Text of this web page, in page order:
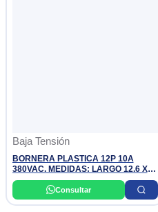
Baja Tensión
BORNERA PLASTICA 12P 10A
380VAC. MEDIDAS: LARGO 12.6 X
ALTURA 1.9CM. CONEXION DE Ø:
3,9MM BOLSA X10 / MASTER X800
OSLER
Consultar